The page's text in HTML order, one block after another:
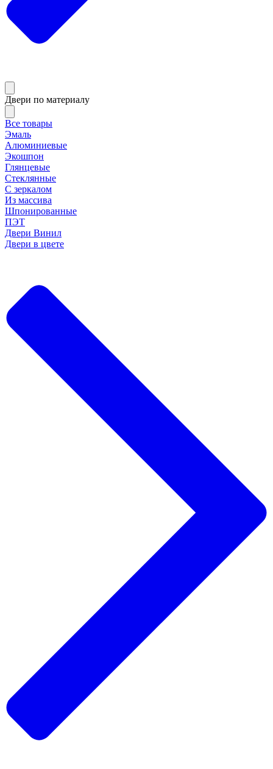
Двери по материалу
Все товары
Эмаль
Алюминиевые
Экошпон
Глянцевые
Стеклянные
С зеркалом
Из массива
Шпонированные
ПЭТ
Двери Винил
Двери в цвете